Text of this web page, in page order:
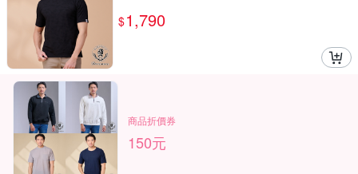
$1,790
商品折價券
150元